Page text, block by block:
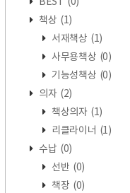
BEST
(0)
책상 (1)
서재책상 (1)
사무용책상 (0)
기능성책상 (0)
의자 (2)
책상의자 (1)
리클라이너 (1)
수납 (0)
선반 (0)
책장 (0)